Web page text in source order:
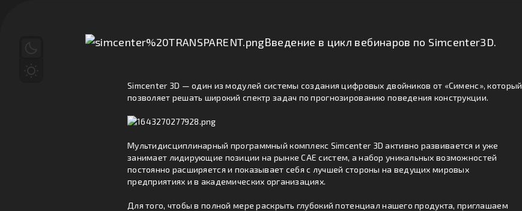
Введение в цикл вебинаров по Simcenter3D.
Simcenter 3D — один из модулей системы создания цифровых двойников от «Сименс», который
позволяет решать широкий спектр задач по прогнозированию поведения конструкции.
Мультидисциплинарный программный комплекс Simcenter 3D активно развивается и уже
занимает лидирующие позиции на рынке CAE систем, а набор уникальных возможностей
постоянно расширяется и показывает себя с лучшей стороны на ведущих мировых
предприятиях и в академических организациях.
Для того, чтобы в полной мере раскрыть глубокий потенциал нашего продукта, приглашаем